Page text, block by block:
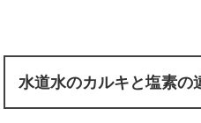
水道水のカルキと塩素の